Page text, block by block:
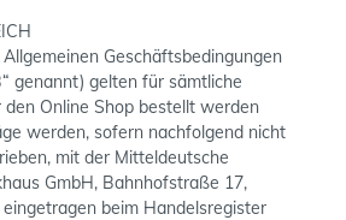
Geschäftsbedingungen
genannt) gelten für sämtliche
Online Shop bestellt werden
werden, sofern nachfolgend nicht
mit der Mitteldeutsche
GmbH, Bahnhofstraße 17,
beim Handelsregister